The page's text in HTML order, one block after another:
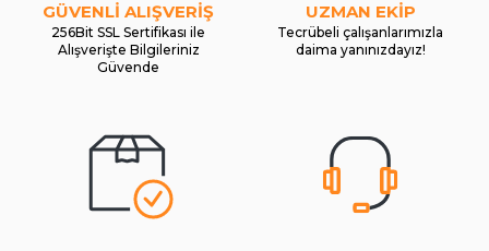
GÜVENLİ ALIŞVERİŞ
256Bit SSL Sertifikası ile
Alışverişte Bilgileriniz
Güvende
UZMAN EKİP
Tecrübeli çalışanlarımızla
daima yanınızdayız!